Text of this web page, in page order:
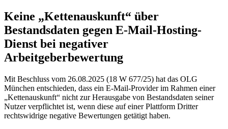
Keine „Kettenauskunft“ über
Bestandsdaten gegen E-Mail-Hosting-
Dienst bei negativer
Arbeitgeberbewertung
Mit Beschluss vom 26.08.2025 (18 W 677/25) hat das OLG
München entschieden, dass ein E-Mail-Provider im Rahmen einer
„Kettenauskunft“ nicht zur Herausgabe von Bestandsdaten seiner
Nutzer verpflichtet ist, wenn diese auf einer Plattform Dritter
rechtswidrige negative Bewertungen getätigt haben.